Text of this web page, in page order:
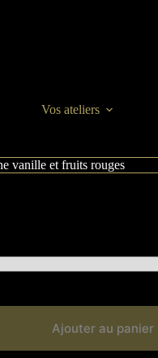
Vos ateliers
vanille et fruits rouges
Ajouter au panier